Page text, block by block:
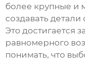
более крупные и
создавать
Это достигается
равномерного
понимать, что